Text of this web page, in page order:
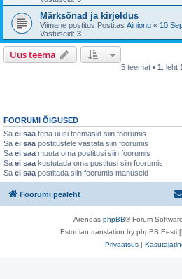
Märksõnad ja kirjeldus
Viimane postitus Postitas Ainionu « 10
Vastuseid: 3
Uus teema
5 teemat • 1 . leht
FOORUMI ÕIGUSED
Sa ei saa teha uusi teemasid siin foorumis
Sa ei saa postitustele vastata siin foorumis
Sa ei saa muuta oma postitusi siin foorumis
Sa ei saa kustutada oma postitusi siin foorumis
Sa ei saa postitada siin foorumis manuseid
Foorumi pealeht
Arendas phpBB® Forum
Estonian translation by phpBB Eesti
Privaatsus |